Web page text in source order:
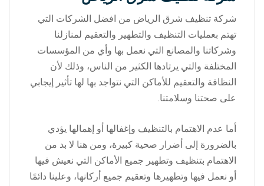
شركة تنظيف شرق الرياض من افضل الشركات التي
تهتم بعمليات التنظيف والتطهير والتعقيم لمنازلنا
وشركاتنا والمصانع التي نعمل بها وأي من المؤسسات
المختلفة والتي يرتادها الكثير من الناس، وذلك لأن
النظافة والتعقيم للأماكن التي نتواجد بها لها تأثير إيجابي
على صحتنا وسلامتنا.
أما عدم الاهتمام بالتنظيف وإغفالها أو إهمالها يؤدي
بالضرورة إلى أضرار صحية كبيرة، ومن هنا لا بد من
الاهتمام بتنظيف وتطهير جميع الأماكن التي نعيش فيها
أو نعمل فيها وتطهيرها وتعقيم جميع أركانها، وعلينا دائمًا